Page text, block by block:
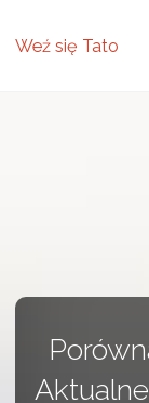
Weź się Tato